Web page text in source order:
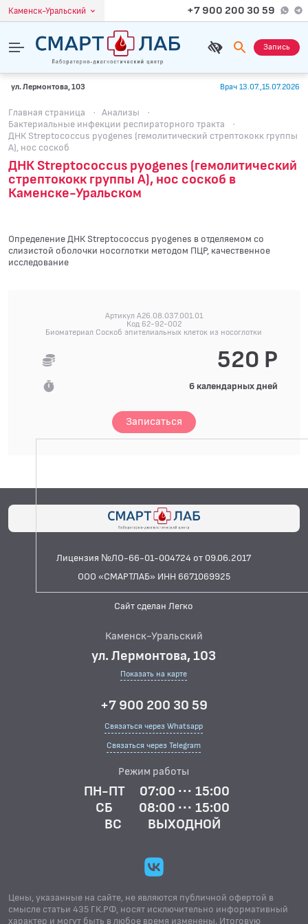
Каменск-Уральский +7 900 200 30 59
Запись
ул. Лермонтова, 103 Врач 13.07.,15.07.2026
Главная страница · Анализы
·
Бактериальные инфекции респираторного тракта
·
ДНК Streptococcus pyogenes (гемолитический стрептококк группы
А), нос соскоб
ДНК Streptococcus pyogenes (гемолитический
стрептококк группы А), нос соскоб в
Каменске-Уральском
Определение ДНК Streptococcus pyogenes в отделяемом со
слизистой оболочки носоглотки методом ПЦР, качественное
исследование
Артикул A26.08.037.001.01
Код 62-92-002
Биоматериал Соскоб эпителиальных клеток из носоглотки
520 Р
6 календарных дней
Записаться
Лицензия №ЛО-66-01-004724 от 09.06.2017
ООО «СМАРТЛАБ» ИНН 6671069925
Сайт сделан Легко
Каменск-Уральский
ул. Лермонтова, 103
Показать на карте
+7 900 200 30 59
Связаться через Whatsapp
Связаться через Telegram
Режим работы
ПН-ПТ
07:00 ··· 15:00
СБ
08:00 ··· 15:00
ВС
ВЫХОДНОЙ
Цены, указанные на сайте, не являются публичной офертой в
смысле статьи 435 ГК.РФ, носят исключительно информативный
характер и могут быть в любое время изменены. Итоговую